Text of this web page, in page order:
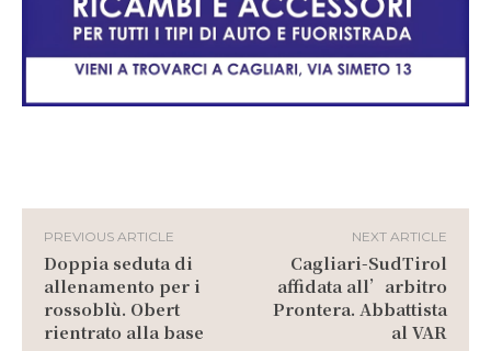
PREVIOUS ARTICLE
Doppia seduta di
allenamento per i
rossoblù. Obert
rientrato alla base
NEXT ARTICLE
Cagliari-SudTirol
affidata all’arbitro
Prontera. Abbattista
al VAR